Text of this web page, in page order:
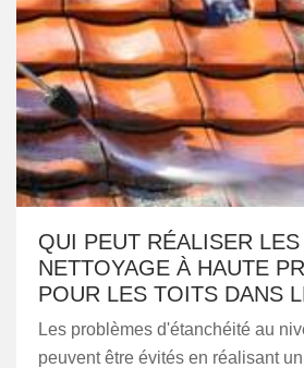
QUI PEUT RÉALISER
NETTOYAGE À HAUTE
POUR LES TOITS DANS
Les problèmes d'étanchéité au
peuvent être évités en réalisant